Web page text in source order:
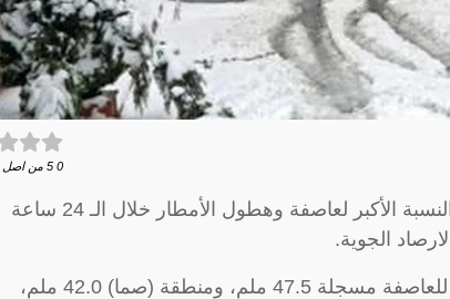
0
5 من اصل
تصدرت محافظة عجلون / رأس منيف النسبة الأكبر لعاصفة وهطول الأمطار خلال الـ 24 ساعة
وجاءت محافظة إربد في المرتبة الثانية للعاصفة مسجلة 47.5 ملم، ومنطقة (صما) 42.0 ملم،